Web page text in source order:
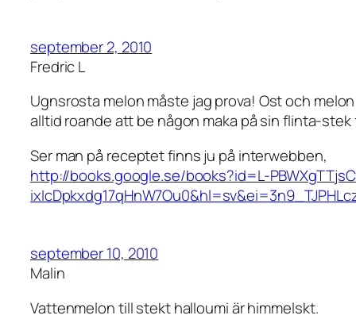
september 2, 2010
Fredric L
Ugnsrosta melon måste jag prova! Ost och
alltid roande att be någon maka på sin flinta-
Ser man på receptet finns ju på interwebben,
http://books.google.se/books?id=L-
september 10, 2010
Malin
Vattenmelon till stekt halloumi är himmelskt.